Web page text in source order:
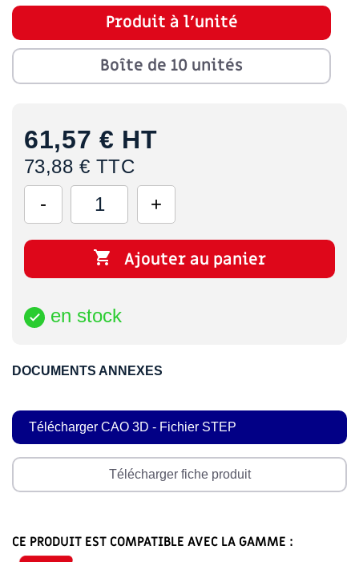
Produit à l'unité
Boîte de 10 unités
61,57 € HT
73,88 € TTC
 Ajouter au panier
 en stock
DOCUMENTS ANNEXES
Télécharger CAO 3D - Fichier STEP
Télécharger fiche produit
CE PRODUIT EST COMPATIBLE AVEC LA GAMME :